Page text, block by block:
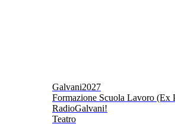
Galvani2027
Formazione Scuola Lavoro (Ex
RadioGalvani!
Teatro